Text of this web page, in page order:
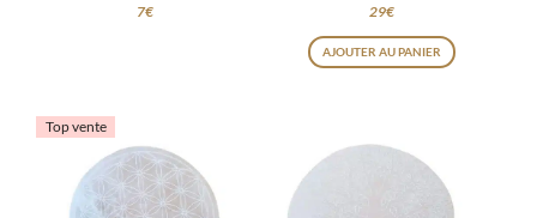
7€
29€
AJOUTER AU PANIER
Top vente